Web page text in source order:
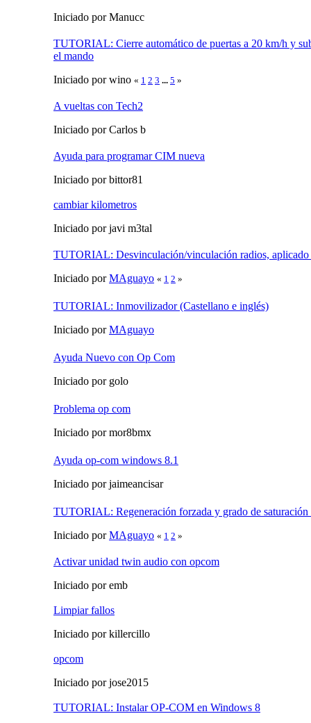
Iniciado por Manucc
TUTORIAL: Cierre automático de puertas a 20 km/h y
el mando
Iniciado por wino « 1 2 3 ... 5 »
A vueltas con Tech2
Iniciado por Carlos b
Ayuda para programar CIM nueva
Iniciado por bittor81
cambiar kilometros
Iniciado por javi m3tal
TUTORIAL: Desvinculación/vinculación radios,
Iniciado porMAguayo « 1 2 »
TUTORIAL: Inmovilizador (Castellano e inglés)
Iniciado porMAguayo
Ayuda Nuevo con Op Com
Iniciado por golo
Problema op com
Iniciado por mor8bmx
Ayuda op-com windows 8.1
Iniciado por jaimeancisar
TUTORIAL: Regeneración forzada y grado de saturación
Iniciado porMAguayo « 1 2 »
Activar unidad twin audio con opcom
Iniciado por emb
Limpiar fallos
Iniciado por killercillo
opcom
Iniciado por jose2015
TUTORIAL: Instalar OP-COM en Windows 8